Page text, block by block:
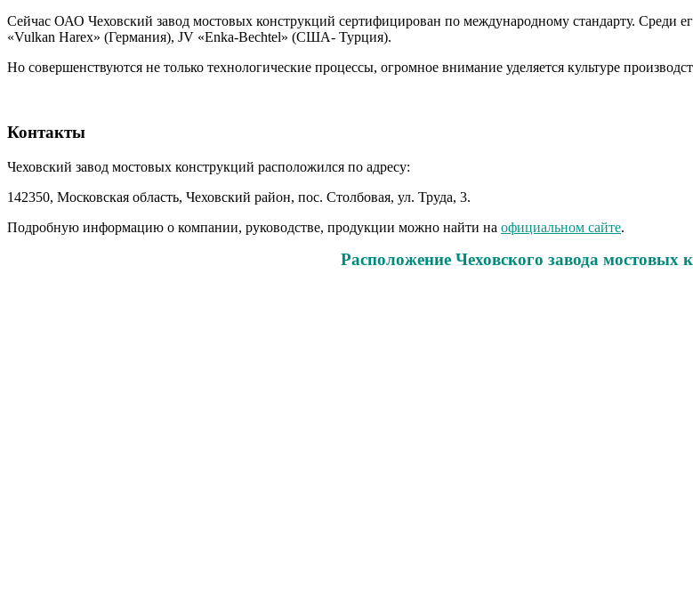
Сейчас ОАО Чеховский завод мостовых конструкций сертифицирован по международному стандарту. Среди
«Vulkan Harex» (Германия), JV «Enka-Bechtel» (США- Турция).
Но совершенствуются не только технологические процессы, огромное внимание уделяется культуре
Контакты
Чеховский завод мостовых конструкций расположился по адресу:
142350, Московская область, Чеховский район, пос. Столбовая, ул. Труда, 3.
Подробную информацию о компании, руководстве, продукции можно найти на официальном сайте.
Расположение Чеховского завода мостовых